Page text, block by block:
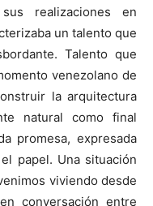
realizaciones en
un talento que
Talento que
venezolano de
la arquitectura
natural como final
promesa, expresada
papel. Una situación
viviendo desde
conversación entre